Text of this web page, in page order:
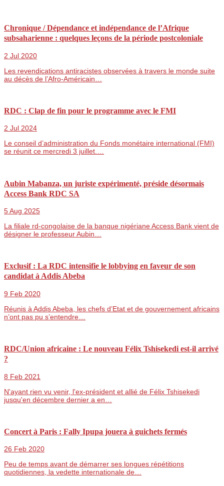
Chronique / Dépendance et indépendance de l’Afrique
subsaharienne : quelques leçons de la période postcoloniale
2 Jul 2020
Les revendications antiracistes observées à travers le monde suite
au décès de l’Afro-Américain…
RDC : Clap de fin pour le programme avec le FMI
2 Jul 2024
Le conseil d’administration du Fonds monétaire international (FMI)
se réunit ce mercredi 3 juillet.…
Aubin Mabanza, un juriste expérimenté, préside désormais
Access Bank RDC SA
5 Aug 2025
La filiale rd-congolaise de la banque nigériane Access Bank vient de
désigner le professeur Aubin…
Exclusif : La RDC intensifie le lobbying en faveur de son
candidat à Addis Abeba
9 Feb 2020
Réunis à Addis Abeba, les chefs d’Etat et de gouvernement africains
n’ont pas pu s’entendre…
RDC/Union africaine : Le nouveau Félix Tshisekedi est-il arrivé
?
8 Feb 2021
N'ayant rien vu venir, l'ex-président et allié de Félix Tshisekedi
jusqu'en décembre dernier a en…
Concert à Paris : Fally Ipupa jouera à guichets fermés
26 Feb 2020
Peu de temps avant de démarrer ses longues répétitions
quotidiennes, la vedette internationale de…